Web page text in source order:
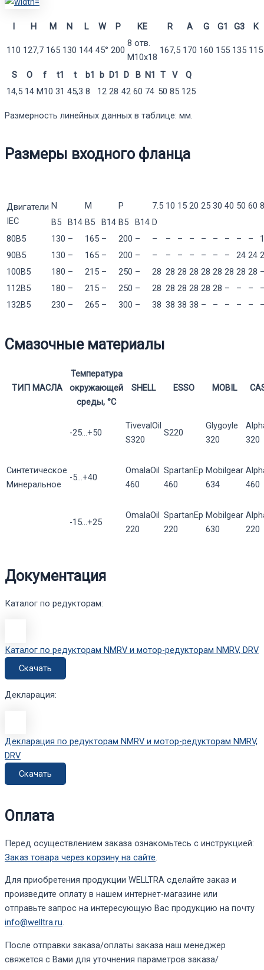
I H M N L W P KE R A G G1 G3 K
110 127,7 165 130 144 45° 200
8 отв.
М10х18
167,5 170 160 155 135 115
S O f t1 t b1 b D1 D B N1 T V
Q
14,5 14 М10 31 45,3 8 12 28 42 60 74 50 85 125
Размерность линейных данных в таблице: мм.
Размеры входного фланца
Двигатели
IEC
N M P 7.5 10 15 20 25 30 40 50 60
B5
B14 B5 B14 B5 B14 D
80B5
130 – 165 – 200 – – – – – – – – – –
90B5
130 – 165 – 200 – – – – – – – – 24 24
100B5
180 – 215 – 250 – 28 28 28 28 28 28 28 28 28
112B5
180 – 215 – 250 – 28 28 28 28 28 28 – – –
132B5
230 – 265 – 300 – 38 38 38 38 – – – – –
Смазочные материалы
ТИП МАСЛА
Температура
окружающей
среды, °С
SHELL ESSO MOBIL
Синтетическое
Минеральное
-25...+50
TivevalOil
S320
S220
Glygoyle
320
320
-5...+40
OmalaOil
460
SpartanEp
460
Mobilgear
634
460
-15...+25
OmalaOil
220
SpartanEp
220
Mobilgear
630
220
Документация
Каталог по редукторам:
Каталог по редукторам NMRV и мотор-редукторам NMRV, DRV
Скачать
Декларация:
Декларация по редукторам NMRV и мотор-редукторам NMRV,
DRV
Скачать
Оплата
Перед осуществлением заказа ознакомьтесь с инструкцией:
Заказ товара через корзину на сайте.
Для приобретения продукции WELLTRA сделайте заказ и
произведите оплату в нашем интернет-магазине или
отправьте запрос на интересующую Вас продукцию на почту
info@welltra.ru.
После отправки заказа/оплаты заказа наш менеджер
свяжется с Вами для уточнения параметров заказа/